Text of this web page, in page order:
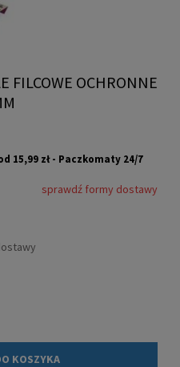
FILCOWE OCHRONNE
15,99 zł - Paczkomaty 24/7
kosztów płatności
sprawdź formy dostawy
KOSZYKA